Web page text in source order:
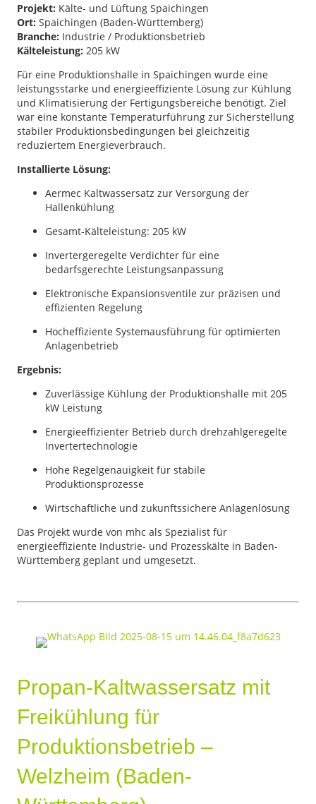
Projekt: Kälte- und Lüftung Spaichingen
Ort: Spaichingen (Baden-Württemberg)
Branche: Industrie / Produktionsbetrieb
Kälteleistung: 205 kW
Für eine Produktionshalle in Spaichingen wurde eine
leistungsstarke und energieeffiziente Lösung zur Kühlung
und Klimatisierung der Fertigungsbereiche benötigt. Ziel
war eine konstante Temperaturführung zur Sicherstellung
stabiler Produktionsbedingungen bei gleichzeitig
reduziertem Energieverbrauch.
Installierte Lösung:
Aermec Kaltwassersatz zur Versorgung der
Hallenkühlung
Gesamt-Kälteleistung: 205 kW
Invertergeregelte Verdichter für eine
bedarfsgerechte Leistungsanpassung
Elektronische Expansionsventile zur präzisen und
effizienten Regelung
Hocheffiziente Systemausführung für optimierten
Anlagenbetrieb
Ergebnis:
Zuverlässige Kühlung der Produktionshalle mit 205
kW Leistung
Energieeffizienter Betrieb durch drehzahlgeregelte
Invertertechnologie
Hohe Regelgenauigkeit für stabile
Produktionsprozesse
Wirtschaftliche und zukunftssichere Anlagenlösung
Das Projekt wurde von mhc als Spezialist für
energieeffiziente Industrie- und Prozesskälte in Baden-
Württemberg geplant und umgesetzt.
Propan-Kaltwassersatz mit
Freikühlung für
Produktionsbetrieb –
Welzheim (Baden-